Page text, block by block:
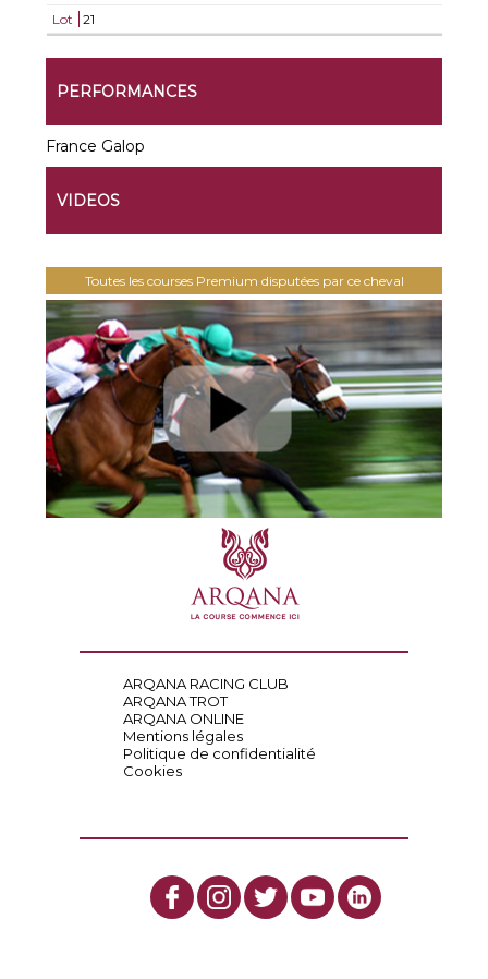
Lot
21
PERFORMANCES
France Galop
VIDEOS
Toutes les courses Premium disputées par ce cheval
ARQANA RACING CLUB
ARQANA TROT
ARQANA ONLINE
Mentions légales
Politique de confidentialité
Cookies